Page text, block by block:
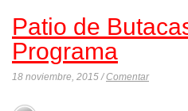
Patio de
Programa
18 noviembre, 2015 /Comentar